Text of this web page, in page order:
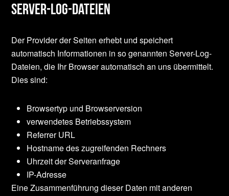
Server-Log-Dateien
Der Provider der Seiten erhebt und speichert
automatisch Informationen in so genannten Server-Log-
Dateien, die Ihr Browser automatisch an uns übermittelt.
Dies sind:
Browsertyp und Browserversion
verwendetes Betriebssystem
Referrer URL
Hostname des zugreifenden Rechners
Uhrzeit der Serveranfrage
IP-Adresse
Eine Zusammenführung dieser Daten mit anderen